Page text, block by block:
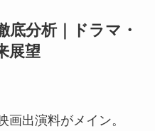
底分析｜ドラマ・
展望
画出演料がメイン。